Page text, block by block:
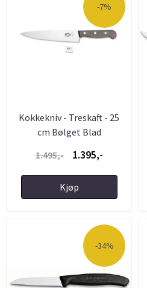
-7%
Kokkekniv - Treskaft - 25
cm Bølget Blad
1.495,-
1.395,-
Kjøp
-34%